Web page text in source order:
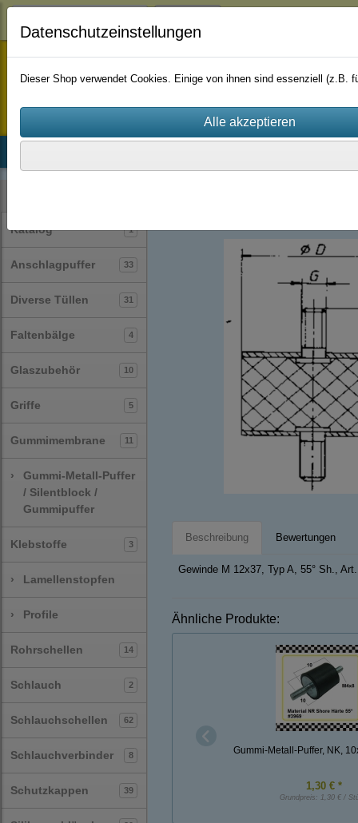
staufenbiel-berlin
Katalog 1
Anschlagpuffer 33
Diverse Tüllen 31
Faltenbälge 4
Glaszubehör 10
Griffe 5
Gummimembrane 11
›
Gummi-Metall-Puffer
/ Silentblock /
Gummipuffer
Klebstoffe 3
› Lamellenstopfen
› Profile
Rohrschellen 14
Schlauch 2
Schlauchschellen 62
Schlauchverbinder 8
Schutzkappen 39
Beschreibung Bewertungen
Gewinde M 12x37, Typ A, 55° Sh.,
Ähnliche Produkte:
Gummi-Metall-Puffer, NK,
1,30 € *
Grundpreis: 1,30 € /
Datenschutzeinstellungen
Dieser Shop verwendet Cookies. Einige von ihnen sind essenziell (z.B.